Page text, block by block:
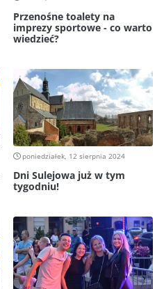
Przenośne toalety na
imprezy sportowe - co warto
wiedzieć?
poniedziałek, 12 sierpnia 2024
Dni Sulejowa już w tym
tygodniu!